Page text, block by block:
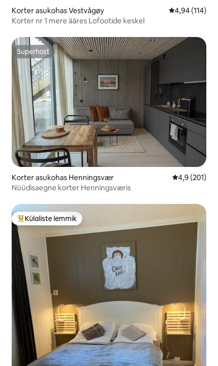
Korter asukohas Vestvågøy Keskmine
4,94 (114)
Korter nr 1 mere ääres Lofootide keskel
Superhost
Superhost
Korter asukohas Henningsvær Keskmine
4,9 (201)
Nüüdisaegne korter Henningsværis
Külaliste suur lemmik
Külaliste lemmik